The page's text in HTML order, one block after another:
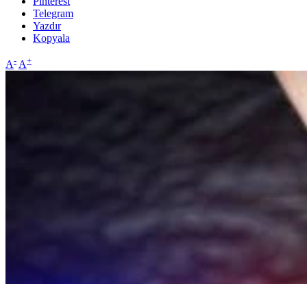
Telegram
Yazdır
Kopyala
A- A+